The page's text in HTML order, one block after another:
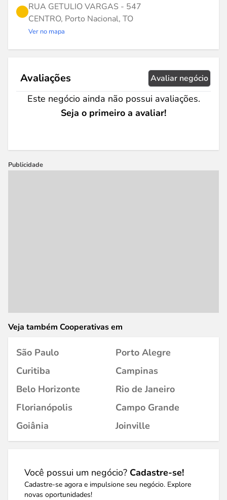
RUA GETULIO VARGAS - 547
CENTRO, Porto Nacional, TO
Ver no mapa
Avaliações Avaliar negócio
Este negócio ainda não possui avaliações.
Seja o primeiro a avaliar!
Publicidade
Veja também Cooperativas em
São Paulo
Porto Alegre
Curitiba
Campinas
Belo Horizonte
Rio de Janeiro
Florianópolis
Campo Grande
Goiânia
Joinville
Você possui um negócio? Cadastre-se!
Cadastre-se agora e impulsione seu negócio. Explore
novas oportunidades!